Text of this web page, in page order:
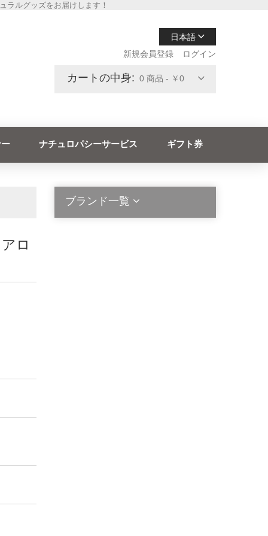
ラルグッズをお届けします！
日本語
ログイン
新規会員登録
カートの中身: 0 商品 - ￥0
ナチュロパシーサービス ギフト券
ロ
ブランド一覧